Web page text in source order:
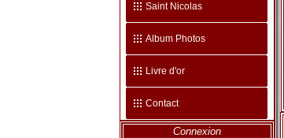
Saint Nicolas
Album Photos
Livre d'or
Contact
Connexion